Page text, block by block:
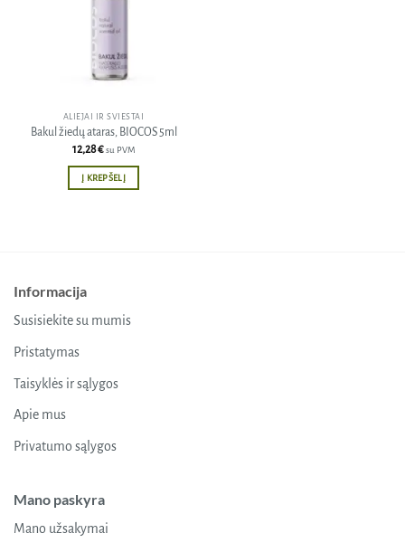
ALIEJAI IR SVIESTAI
Bakul žiedų ataras, BIOCOS 5ml
12,28€ su PVM
Į KREPŠELĮ
Informacija
Susisiekite su mumis
Pristatymas
Taisyklės ir sąlygos
Apie mus
Privatumo sąlygos
Mano paskyra
Mano užsakymai